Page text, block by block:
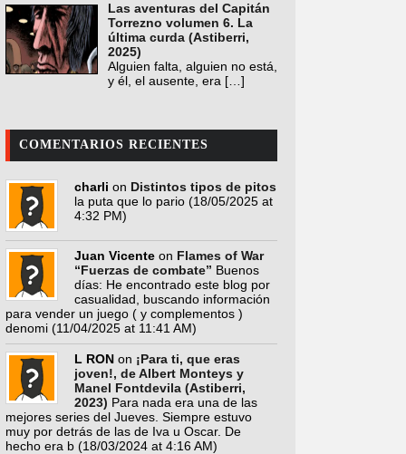
Las aventuras del Capitán
Torrezno volumen 6. La
última curda (Astiberri,
2025)
Alguien falta, alguien no está,
y él, el ausente, era […]
COMENTARIOS RECIENTES
charli on Distintos tipos de pitos
la puta que lo pario (18/05/2025 at
4:32 PM)
Juan Vicente on Flames of War
“Fuerzas de combate” Buenos
días: He encontrado este blog por
casualidad, buscando información
para vender un juego ( y complementos )
denomi (11/04/2025 at 11:41 AM)
L RON on ¡Para ti, que eras
joven!, de Albert Monteys y
Manel Fontdevila (Astiberri,
2023) Para nada era una de las
mejores series del Jueves. Siempre estuvo
muy por detrás de las de Iva u Oscar. De
hecho era b (18/03/2024 at 4:16 AM)